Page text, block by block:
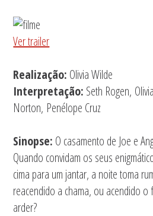
Ver trailer
Realização: Olivia Wilde
Interpretação: Seth Rogen,
Norton, Penélope Cruz
Sinopse: O casamento de Joe e
Quando convidam os seus
cima para um jantar, a noite toma
reacendido a chama, ou acendido
arder?